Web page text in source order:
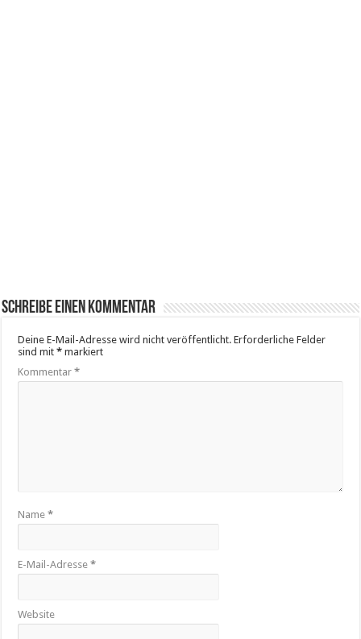
Schreibe einen Kommentar
Deine E-Mail-Adresse wird nicht veröffentlicht. Erforderliche Felder
sind mit* markiert
Kommentar*
Name*
E-Mail-Adresse*
Website